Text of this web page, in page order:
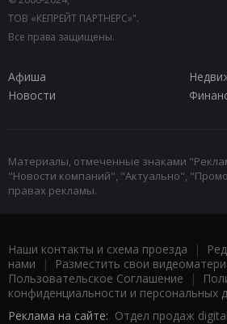
ТОВ «КЕПРЕЙТ ПАРТНЕРС»".
Все права защищены.
Афиша
Новости
Материалы, отмеченные знаками
"Новости компаний", "Актуально",
правах рекламы.
Наши контакты и схема проезда |
нами | Разместить свои
Пользовательское Соглашение |
конфиденциальности и персональных
Реклама на сайте: Отдел продаж